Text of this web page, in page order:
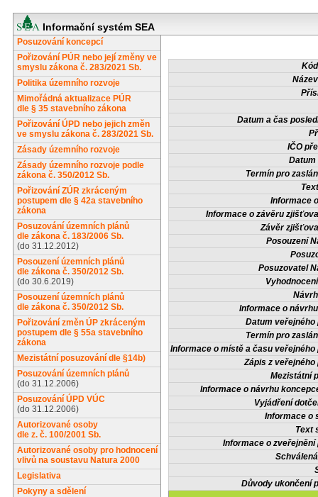
Informační systém SEA
Posuzování koncepcí
Pořizování PÚR nebo její změny ve
smyslu zákona č. 283/2021 Sb.
Politika územního rozvoje
Mimořádná aktualizace PÚR
dle § 35 stavebního zákona
Pořizování ÚPD nebo jejich změn
ve smyslu zákona č. 283/2021 Sb.
Zásady územního rozvoje
Zásady územního rozvoje podle
zákona č. 350/2012 Sb.
Pořizování ZÚR zkráceným
postupem dle § 42a stavebního
zákona
Posuzování územních plánů
dle zákona č. 183/2006 Sb.
(do 31.12.2012)
Posouzení územních plánů
dle zákona č. 350/2012 Sb.
(do 30.6.2019)
Posouzení územních plánů
dle zákona č. 350/2012 Sb.
Pořizování změn ÚP zkráceným
postupem dle § 55a stavebního
zákona
Mezistátní posuzování dle §14b)
Posuzování územních plánů
(do 31.12.2006)
Posuzování ÚPD VÚC
(do 31.12.2006)
Autorizované osoby
dle z. č. 100/2001 Sb.
Autorizované osoby pro hodnocení
vlivů na soustavu Natura 2000
Legislativa
Pokyny a sdělení
Datum a čas
IČO
Datum
Termín pro
Informace
Informace o závěru
Závěr
Posouzení
Posuzovatel
Informace o
Datum veřejného
Termín pro
Informace o místě a času veřejného
Zápis z veřejného
Mezistátní
Informace o návrhu
Vyjádření
Informace o
Text
Informace o zveřejnění
Důvody ukončení